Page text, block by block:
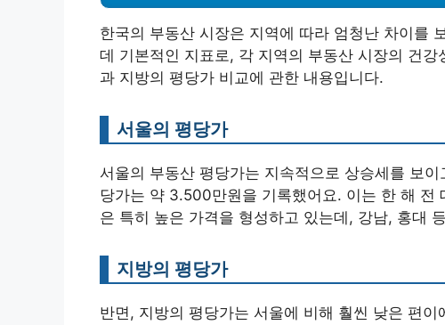
한국의 부동산 시장은 지역에 따라 엄청난 차이를
데 기본적인 지표로, 각 지역의 부동산 시장의 건
과 지방의 평당가 비교에 관한 내용입니다.
서울의 평당가
서울의 부동산 평당가는 지속적으로 상승세를 보
당가는 약 3.500만원을 기록했어요. 이는 한 해 전
은 특히 높은 가격을 형성하고 있는데, 강남, 홍대
지방의 평당가
반면, 지방의 평당가는 서울에 비해 훨씬 낮은 편